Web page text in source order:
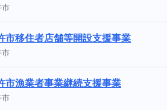
市
市移住者店舗等開設支援事業
市
市漁業者事業継続支援事業
市